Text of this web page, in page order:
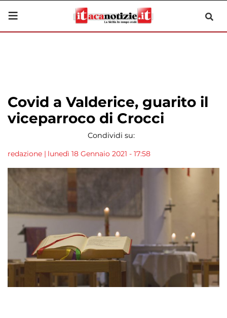
Covid a Valderice, guarito il
viceparroco di Crocci
Condividi su:
redazione | lunedì 18 Gennaio 2021 - 17:58